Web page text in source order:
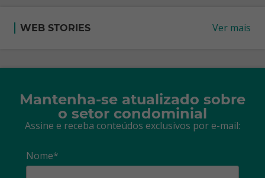
WEB STORIES Ver mais
Mantenha-se atualizado sobre
o setor condominial
Assine e receba conteúdos exclusivos por e-mail:
Nome*